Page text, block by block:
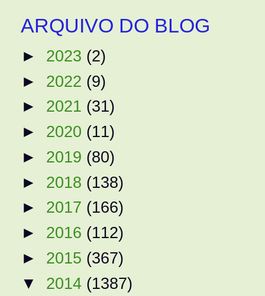
ARQUIVO DO BLOG
► 2023 (2)
► 2022 (9)
► 2021 (31)
► 2020 (11)
► 2019 (80)
► 2018 (138)
► 2017 (166)
► 2016 (112)
► 2015 (367)
▼ 2014 (1387)